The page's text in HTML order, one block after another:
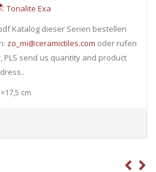
Tonalite Exa
Katalog dieser Serien bestellen
zo_mi@ceramictiles.com oder rufen
PLS send us quantity and product
cm